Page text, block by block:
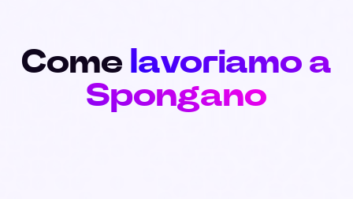
Come lavoriamo a
Spongano